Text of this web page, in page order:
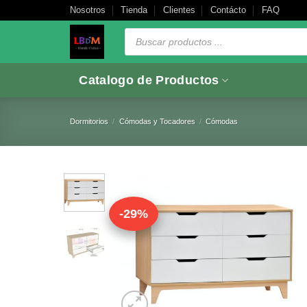
Nosotros Tienda Clientes Contácto FAQ
Búsqueda
Catalogo de Productos
Dormitorios / Cómodas y Tocadores / Cómodas
-29%